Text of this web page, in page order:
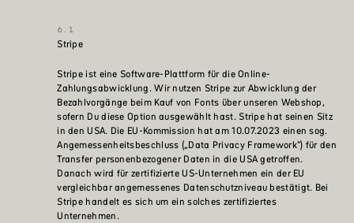
Stripe
Stripe ist eine Software-Plattform für die Online-
Zahlungsabwicklung. Wir nutzen Stripe zur Abwicklung der
Bezahlvorgänge beim Kauf von Fonts über unseren Webshop,
sofern Du diese Option ausgewählt hast. Stripe hat seinen Sitz
in den USA. Die EU-Kommission hat am 10.07.2023 einen sog.
Angemessenheitsbeschluss („Data Privacy Framework") für den
Transfer personenbezogener Daten in die USA getroffen.
Danach wird für zertifizierte US-Unternehmen ein der EU
vergleichbar angemessenes Datenschutzniveau bestätigt. Bei
Stripe handelt es sich um ein solches zertifiziertes
Unternehmen.